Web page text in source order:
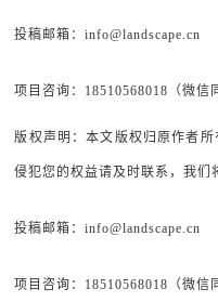
投稿邮箱：info@landscape.cn
项目咨询：18510568018（微信
版权声明：本文版权归原作者
侵犯您的权益请及时联系，我们
投稿邮箱：info@landscape.cn
项目咨询：18510568018（微信